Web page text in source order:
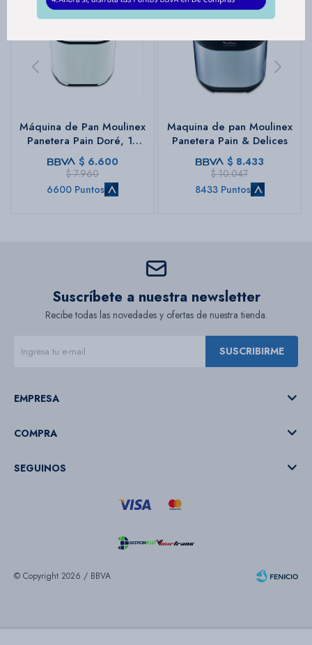
Máquina de Pan Moulinex
Panetera Pain Doré, 12
Programas automáticos
$ 6.600
$ 7.960
6600 Puntos
Maquina de pan Moulinex
Panetera Pain & Delices
$ 8.433
$ 10.047
8433 Puntos
Suscríbete a nuestra newsletter
Recibe todas las novedades y ofertas de nuestra tienda.
SUSCRIBIRME
EMPRESA
COMPRA
SEGUINOS
© Copyright 2026 / BBVA